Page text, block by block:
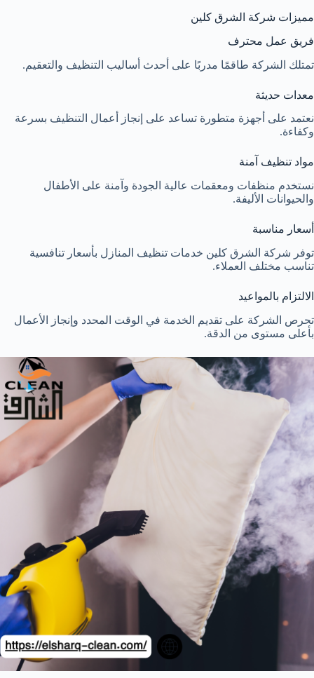
مميزات شركة الشرق كلين
فريق عمل محترف
تمتلك الشركة طاقمًا مدربًا على أحدث أساليب التنظيف والتعقيم.
معدات حديثة
نعتمد على أجهزة متطورة تساعد على إنجاز أعمال التنظيف بسرعة
وكفاءة.
مواد تنظيف آمنة
نستخدم منظفات ومعقمات عالية الجودة وآمنة على الأطفال
والحيوانات الأليفة.
أسعار مناسبة
توفر شركة الشرق كلين خدمات تنظيف المنازل بأسعار تنافسية
تناسب مختلف العملاء.
الالتزام بالمواعيد
تحرص الشركة على تقديم الخدمة في الوقت المحدد وإنجاز الأعمال
بأعلى مستوى من الدقة.